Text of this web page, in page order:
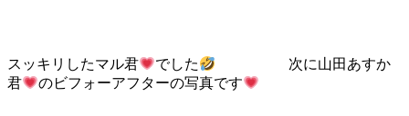
スッキリしたマル君 でした
次に山田あすか
君
のビフォーアフターの写真です